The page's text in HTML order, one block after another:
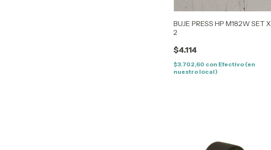
BUJE PRESS HP M182W SET X
2
$4.114
$3.702,60 con Efectivo (en
nuestro local)